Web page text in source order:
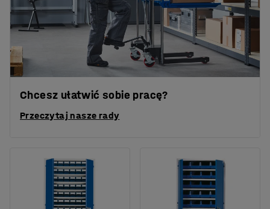
Chcesz ułatwić sobie pracę?
Przeczytaj nasze rady